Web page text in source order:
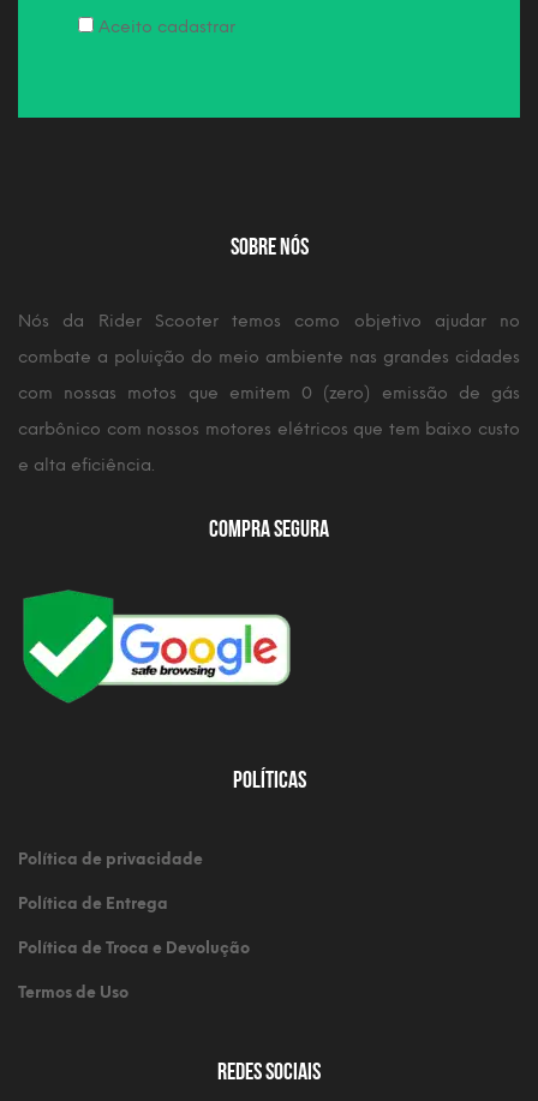
Aceito cadastrar
Sobre Nós
Nós da Rider Scooter temos como objetivo ajudar no
combate a poluição do meio ambiente nas grandes cidades
com nossas motos que emitem 0 (zero) emissão de gás
carbônico com nossos motores elétricos que tem baixo custo
e alta eficiência.
Compra Segura
Políticas
Política de privacidade
Política de Entrega
Política de Troca e Devolução
Termos de Uso
Redes Sociais